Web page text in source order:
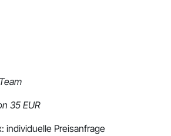
35 EUR
individuelle Preisanfrage